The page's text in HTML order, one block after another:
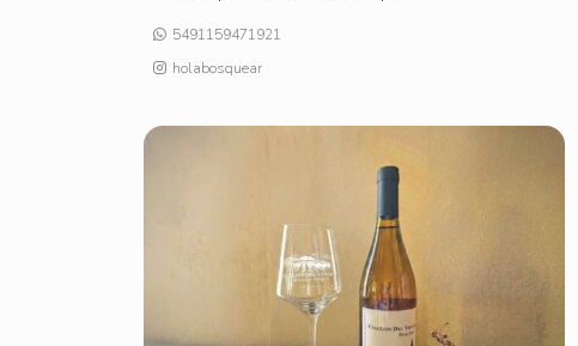
5491159471921
holabosquear